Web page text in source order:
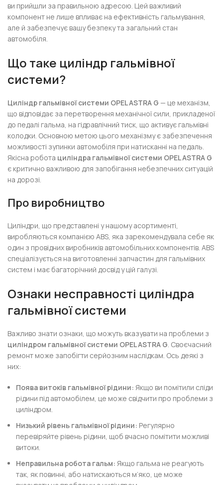
ви прийшли за правильною адресою. Цей важливий
компонент не лише впливає на ефективність гальмування,
але й забезпечує вашу безпеку та загальний стан
автомобіля.
Що таке циліндр гальмівної
системи?
Циліндр гальмівної системи OPEL ASTRA G — це механізм,
що відповідає за перетворення механічної сили, прикладеної
до педалі гальма, на гідравлічний тиск, що активує гальмівні
колодки. Основною метою цього механізму є забезпечення
можливості зупинки автомобіля при натисканні на педаль.
Якісна робота циліндра гальмівної системи OPEL ASTRA G
є критично важливою для запобігання небезпечних ситуацій
на дорозі.
Про виробництво
Циліндри, що представлені у нашому асортименті,
виробляються компанією ABS, яка зарекомендувала себе як
один з провідних виробників автомобільних компонентів. ABS
спеціалізується на виготовленні запчастин для гальмівних
систем і має багаторічний досвід у цій галузі.
Ознаки несправності циліндра
гальмівної системи
Важливо знати ознаки, що можуть вказувати на проблеми з
циліндром гальмівної системи OPEL ASTRA G. Своєчасний
ремонт може запобігти серйозним наслідкам. Ось деякі з
них:
Поява витоків гальмівної рідини: Якщо ви помітили сліди
рідини під автомобілем, це може свідчити про проблеми з
циліндром.
Низький рівень гальмівної рідини: Регулярно
перевіряйте рівень рідини, щоб вчасно помітити можливі
витоки.
Неправильна робота гальм: Якщо гальма не реагують
так, як повинні, або натискаються м’яко, це може